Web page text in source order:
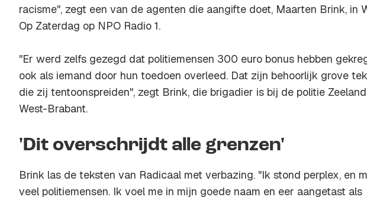
racisme", zegt een van de agenten die aangifte doet, Maarten Brink, in
Op Zaterdag op NPO Radio 1.
"Er werd zelfs gezegd dat politiemensen 300 euro bonus hebben
ook als iemand door hun toedoen overleed. Dat zijn behoorlijk grove
die zij tentoonspreiden", zegt Brink, die brigadier is bij de politie
West-Brabant.
'Dit overschrijdt alle grenzen'
Brink las de teksten van Radicaal met verbazing. "Ik stond perplex, en
veel politiemensen. Ik voel me in mijn goede naam en eer aangetast als